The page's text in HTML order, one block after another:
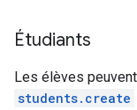
Étudiants
Les élèves
students.create